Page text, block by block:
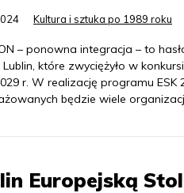
Kultura i sztuka po 1989 roku
– ponowna integracja – to
które zwyciężyło w
r. W realizację programu
będzie wiele
Europejską